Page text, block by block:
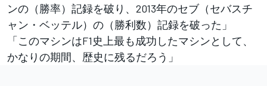
ンの（勝率）記録を破り、2013年のセブ（セバスチ
ャン・ベッテル）の（勝利数）記録を破った」
「このマシンはF1史上最も成功したマシンとして、
かなりの期間、歴史に残るだろう」